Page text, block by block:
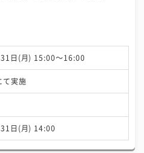
日(月) 15:00〜16:00
て実施
日(月) 14:00